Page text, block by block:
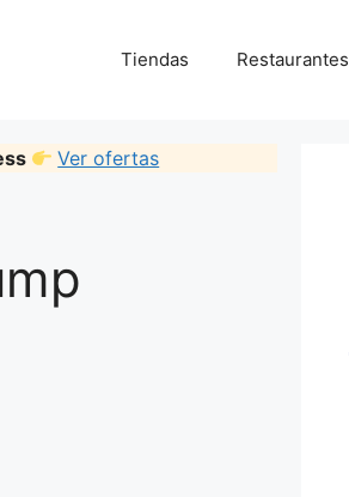
Tiendas Restaurantes
Ver ofertas